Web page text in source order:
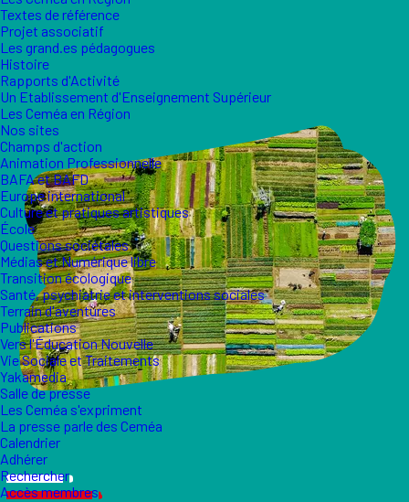
Textes de référence
Projet associatif
Les grand.es pédagogues
Histoire
Rapports d'Activité
Un Etablissement d'Enseignement Supérieur
Les Ceméa en Région
Nos sites
Champs d'action
Animation Professionnelle
BAFA et BAFD
Europe international
Culture et pratiques artistiques
École
Questions sociétales
Médias et Numérique libre
Transition écologique
Santé, psychiatrie et interventions sociales
Terrain d'aventures
Publications
Vers l'Éducation Nouvelle
Vie Sociale et Traitements
Yakamedia
Salle de presse
Les Ceméa s'expriment
La presse parle des Ceméa
Calendrier
Adhérer
Rechercher
Accès membres